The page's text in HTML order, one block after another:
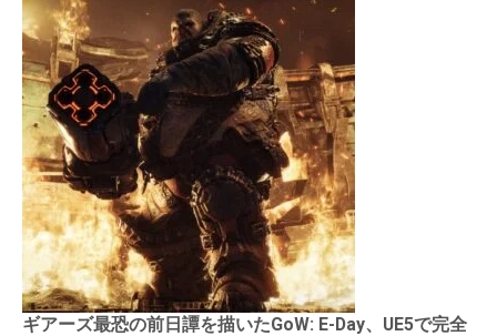
ギアーズ最恐の前日譚を描いたGoW: E-Day、UE5で完全